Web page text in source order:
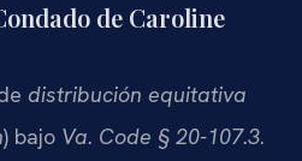
de Caroline
distribución equitativa
) bajo Va. Code § 20-107.3.